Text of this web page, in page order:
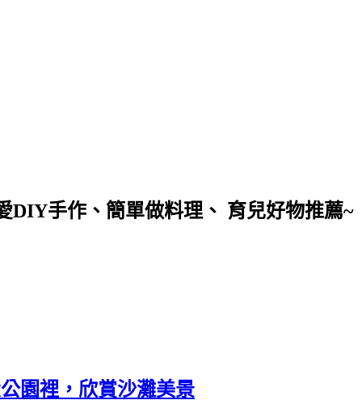
DIY手作、簡單做料理、 育兒好物推薦~
園裡，欣賞沙灘美景